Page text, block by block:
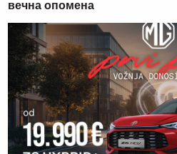
вечна опомена